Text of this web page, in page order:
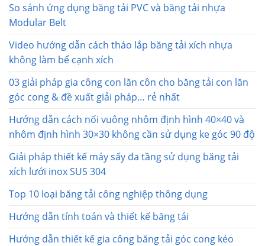
So sánh ứng dụng băng tải PVC và băng tải nhựa
Modular Belt
Video hướng dẫn cách tháo lắp băng tải xích nhựa
không làm bể cạnh xích
03 giải pháp gia công con lăn côn cho băng tải con lăn
góc cong & đề xuất giải pháp… rẻ nhất
Hướng dẫn cách nối vuông nhôm định hình 40×40 và
nhôm định hình 30×30 không cần sử dụng ke góc 90 độ
Giải pháp thiết kế máy sấy đa tầng sử dụng băng tải
xích lưới inox SUS 304
Top 10 loại băng tải công nghiệp thông dụng
Hướng dẫn tính toán và thiết kế băng tải
Hướng dẫn thiết kế gia công băng tải góc cong kéo